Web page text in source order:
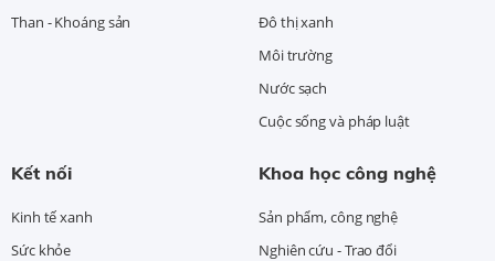
Than - Khoáng sản
Đô thị xanh
Môi trường
Nước sạch
Cuộc sống và pháp luật
Kết nối
Kinh tế xanh
Sức khỏe
Khoa học công nghệ
Sản phẩm, công nghệ
Nghiên cứu - Trao đổi